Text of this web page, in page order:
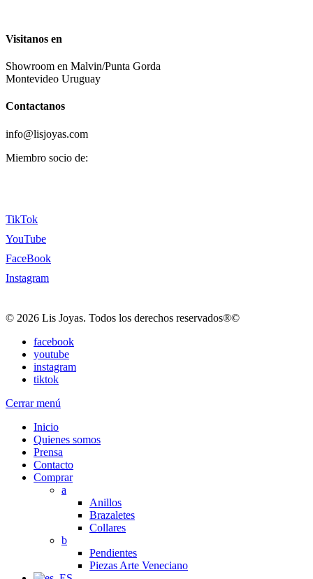
Visitanos en
Showroom en Malvin/Punta Gorda
Montevideo Uruguay
Contactanos
info@lisjoyas.com
Miembro socio de:
TikTok
YouTube
FaceBook
Instagram
© 2026 Lis Joyas. Todos los derechos reservados®©
facebook
youtube
instagram
tiktok
Cerrar menú
Inicio
Quienes somos
Prensa
Contacto
Comprar
a
Anillos
Brazaletes
Collares
b
Pendientes
Piezas Arte Veneciano